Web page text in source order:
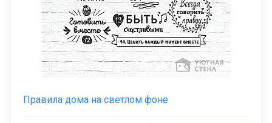
Правила дома на светлом фоне